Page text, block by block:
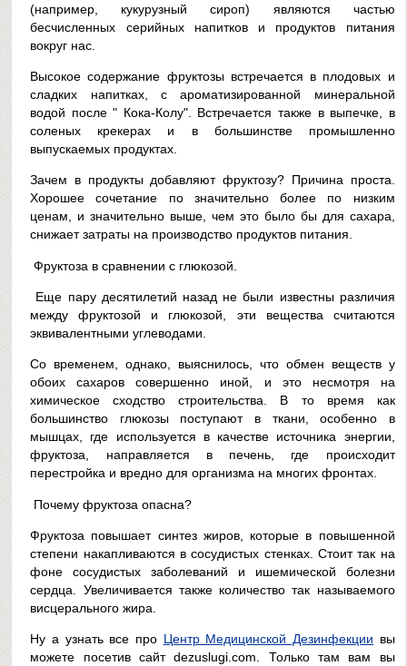
(например, кукурузный сироп) являются частью
бесчисленных серийных напитков и продуктов питания
вокруг нас.
Высокое содержание фруктозы встречается в плодовых и
сладких напитках, с ароматизированной минеральной
водой после " Кока-Колу". Встречается также в выпечке, в
соленых крекерах и в большинстве промышленно
выпускаемых продуктах.
Зачем в продукты добавляют фруктозу? Причина проста.
Хорошее сочетание по значительно более по низким
ценам, и значительно выше, чем это было бы для сахара,
снижает затраты на производство продуктов питания.
Фруктоза в сравнении с глюкозой.
Еще пару десятилетий назад не были известны различия
между фруктозой и глюкозой, эти вещества считаются
эквивалентными углеводами.
Со временем, однако, выяснилось, что обмен веществ у
обоих сахаров совершенно иной, и это несмотря на
химическое сходство строительства. В то время как
большинство глюкозы поступают в ткани, особенно в
мышцах, где используется в качестве источника энергии,
фруктоза, направляется в печень, где происходит
перестройка и вредно для организма на многих фронтах.
Почему фруктоза опасна?
Фруктоза повышает синтез жиров, которые в повышенной
степени накапливаются в сосудистых стенках. Стоит так на
фоне сосудистых заболеваний и ишемической болезни
сердца. Увеличивается также количество так называемого
висцерального жира.
Ну а узнать все про Центр Медицинской Дезинфекции вы
можете посетив сайт dezuslugi.com. Только там вам вы